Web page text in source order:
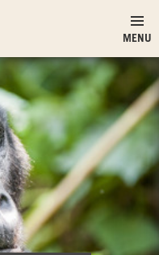
MENU